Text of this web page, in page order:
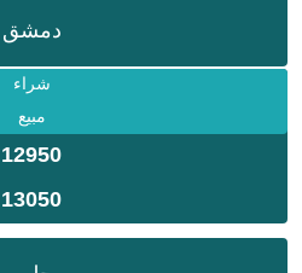
دمشق
شراء
مبيع
12950
13050